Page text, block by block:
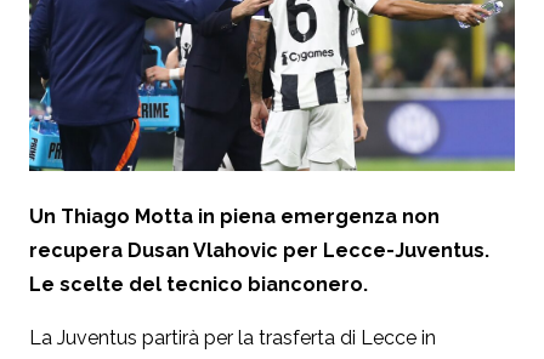
Un Thiago Motta in piena emergenza non
recupera Dusan Vlahovic per Lecce-Juventus.
Le scelte del tecnico bianconero.
La Juventus partirà per la trasferta di Lecce in